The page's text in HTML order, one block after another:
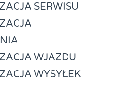
SERWISU
WJAZDU
WYSYŁEK